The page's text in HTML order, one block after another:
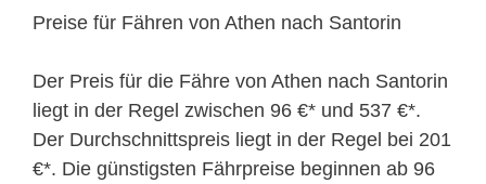
Preise für Fähren von Athen nach Santorin
Der Preis für die Fähre von Athen nach Santorin
liegt in der Regel zwischen 96 €* und 537 €*.
Der Durchschnittspreis liegt in der Regel bei 201
€*. Die günstigsten Fährpreise beginnen ab 96